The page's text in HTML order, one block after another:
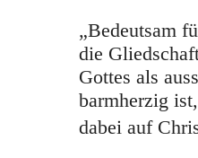
„Bedeutsam
die
Gottes als
barmherzig
dabei auf